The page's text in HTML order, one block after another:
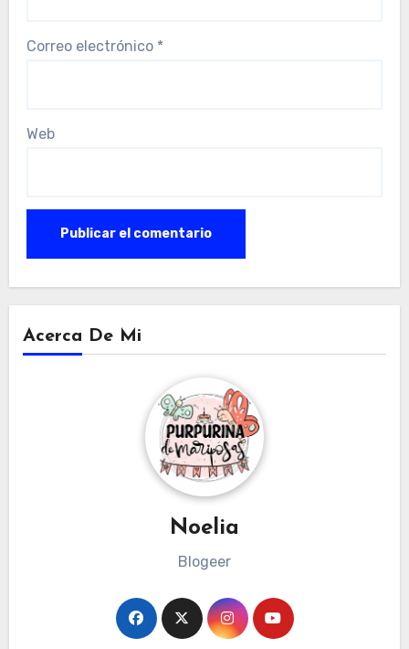
Correo electrónico *
Web
Acerca De Mi
Noelia
Blogeer